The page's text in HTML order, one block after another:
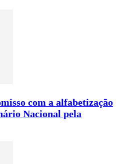
com a alfabetização
Nacional pela